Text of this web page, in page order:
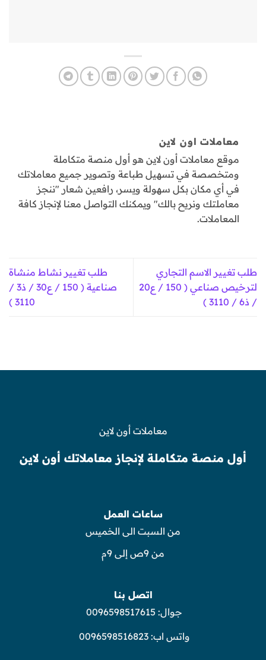
معاملات اون لاين
موقع معاملات أون لاين هو أول منصة متكاملة
ومتخصصة في تسهيل طباعة وتصوير جميع معاملاتك
في أي مكان بكل سهولة ويسر، رافعين شعار "ننجز
معاملتك ونريح بالك" ويمكنك التواصل معنا لإنجاز كافة
المعاملات.
طلب تغيير الاسم التجاري
لترخيص صناعي ( 150 / ع20
/ ذ6 / 3110 )
طلب تغيير نشاط منشاة
صناعية ( 150 / ع30 / ذ3 /
3110 )
معاملات أون لاين
أول منصة متكاملة لإنجاز معاملاتك أون لاين
ساعات العمل
من السبت الى الخميس
من 9ص إلى 9م
اتصل بنا
جوال: 0096598517615
واتس اب:0096598516823